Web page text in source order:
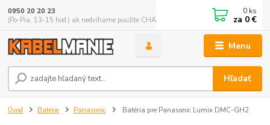
Menu
Hľadať
0950 20 20 23
(Po-Pia, 13-15 hod.) ak nedvíhame použite CHATBOX
0 ks
za 0 €
Úvod Batérie Panasonic Batéria pre Panasonic Lumix DMC-GH2